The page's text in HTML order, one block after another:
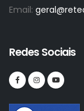
Email:
Redes Sociais